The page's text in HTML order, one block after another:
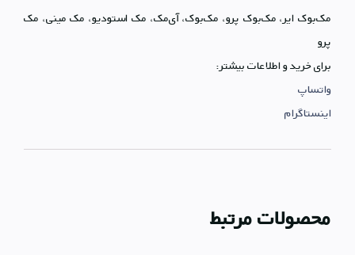
مک‌بوک ایر، مک‌بوک پرو، مک‌بوک، آی‌مک، مک استودیو، مک مینی، مک
پرو
برای خرید و اطلاعات بیشتر:
واتساپ
اینستاگرام
محصولات مرتبط